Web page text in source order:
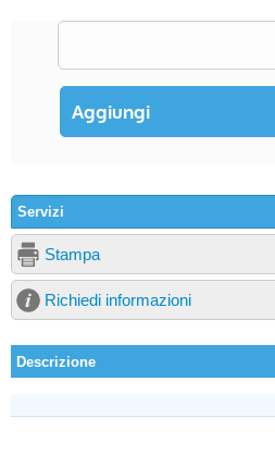
Servizi
Stampa
Richiedi informazioni
Descrizione